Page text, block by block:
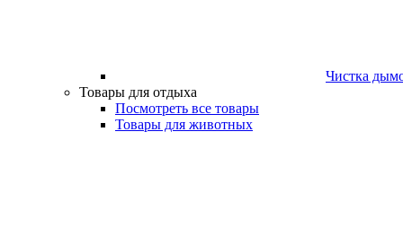
Чистка
Товары для отдыха
Посмотреть все товары
Товары для животных